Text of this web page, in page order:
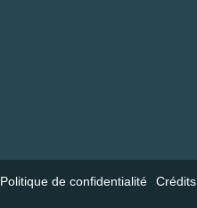
Politique de confidentialité Crédits